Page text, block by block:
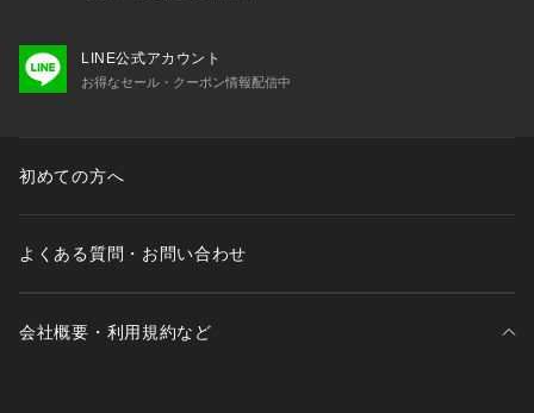
LINE公式アカウント
お得なセール・クーポン情報配信中
初めての方へ
よくある質問・お問い合わせ
会社概要・利用規約など